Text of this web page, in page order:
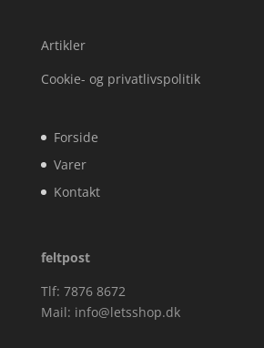
Artikler
Cookie- og privatlivspolitik
Forside
Varer
Kontakt
feltpost
Tlf: 7876 8672
Mail: info@letsshop.dk